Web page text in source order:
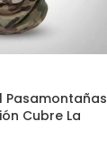
Pasamontañas
Cubre La